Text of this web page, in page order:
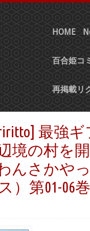
HOME
百合姫コ
再掲載リ
最強
境の村を
んさかや
）第01-06巻